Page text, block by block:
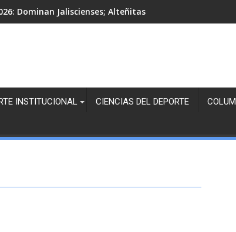
Dominan Jaliscienses; Alteñitas, Margaritas Blanco y
INSTITUCIONAL CIENCIAS DEL DEPORTE